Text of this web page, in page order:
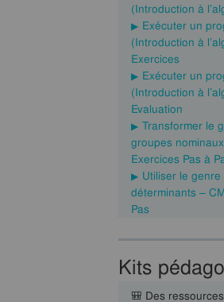
(Introduction à
Exécuter un
(Introduction à
Exercices
Exécuter un
(Introduction à
Evaluation
Transformer le
groupes
Exercices Pas à
Utiliser le
déterminants –
Pas
Kits
🎒 Des